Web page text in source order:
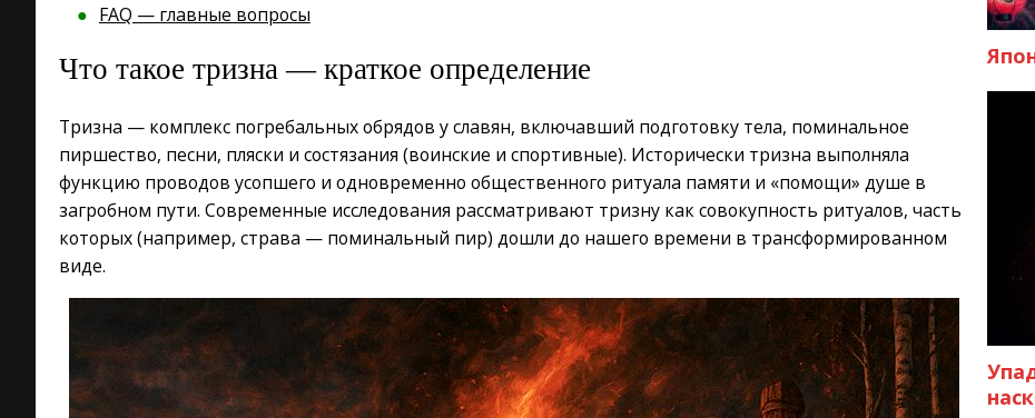
FAQ — главные вопросы
Что такое тризна — краткое определение
Тризна — комплекс погребальных обрядов у славян, включавший подготовку тела, поминальное
пиршество, песни, пляски и состязания (воинские и спортивные). Исторически тризна выполняла
функцию проводов усопшего и одновременно общественного ритуала памяти и «помощи» душе в
загробном пути. Современные исследования рассматривают тризну как совокупность ритуалов, часть
которых (например, страва — поминальный пир) дошли до нашего времени в трансформированном
виде.